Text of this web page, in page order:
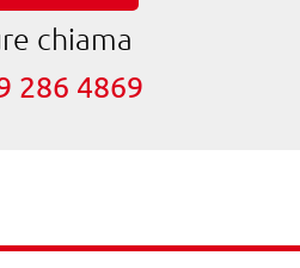
chiama
286 4869